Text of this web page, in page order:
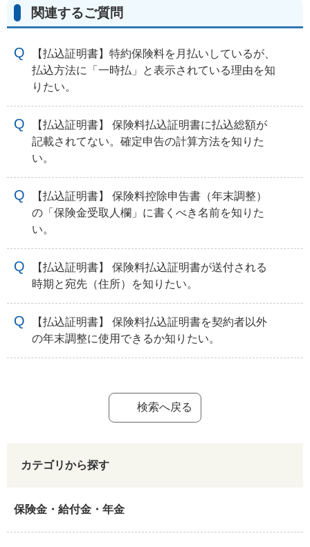
関連するご質問
【払込証明書】特約保険料を月払いしているが、
払込方法に「一時払」と表示されている理由を知
りたい。
【払込証明書】 保険料払込証明書に払込総額が
記載されてない。確定申告の計算方法を知りた
い。
【払込証明書】 保険料控除申告書（年末調整）
の「保険金受取人欄」に書くべき名前を知りた
い。
【払込証明書】 保険料払込証明書が送付される
時期と宛先（住所）を知りたい。
【払込証明書】 保険料払込証明書を契約者以外
の年末調整に使用できるか知りたい。
検索へ戻る
カテゴリから探す
保険金・給付金・年金